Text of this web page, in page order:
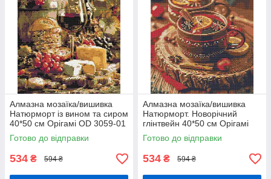
Алмазна мозаїка/вишивка
Натюрморт із вином та сиром
40*50 см Орігамі OD 3059-01
Готово до відправки
534 ₴ 594 ₴
Алмазна мозаїка/вишивка
Натюрморт. Новорічний
глінтвейн 40*50 см Орігамі
OD 3414
Готово до відправки
534 ₴ 594 ₴